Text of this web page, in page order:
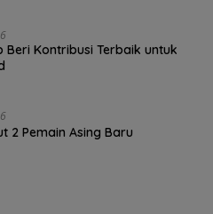
Beri Kontribusi Terbaik untuk
2 Pemain Asing Baru